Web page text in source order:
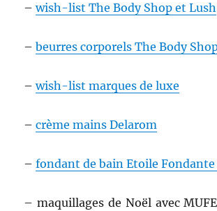
–wish-list The Body Shop et Lush
–beurres corporels The Body
–wish-list marques de luxe
–crème mains Delarom
–fondant de bain Etoile Fondante
– maquillages de Noël avec